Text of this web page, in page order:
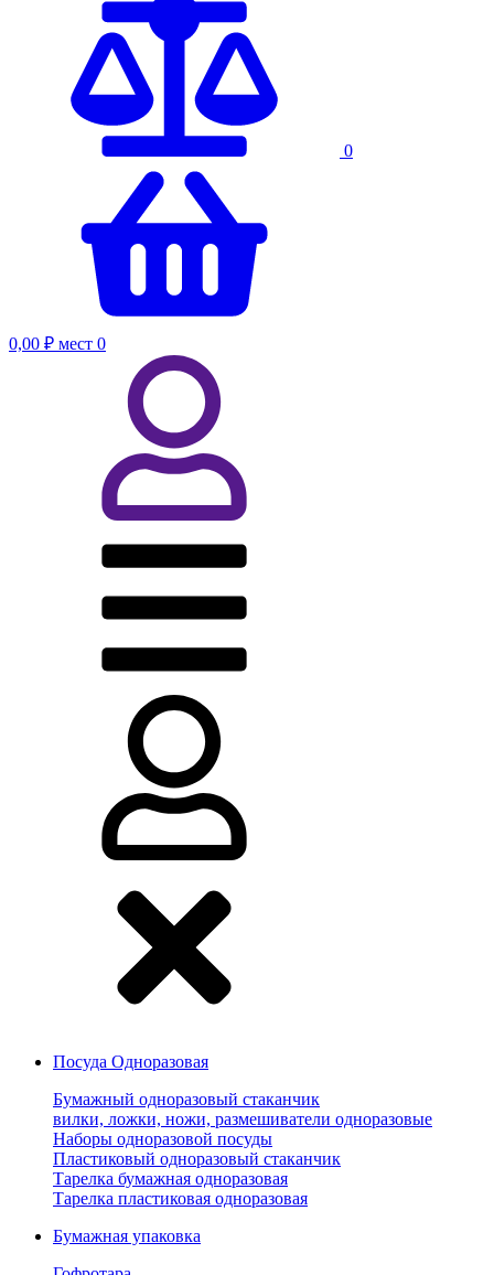
0
0,00 ₽ мест 0
Посуда Одноразовая
Бумажный одноразовый стаканчик
вилки, ложки, ножи, размешиватели одноразовые
Наборы одноразовой посуды
Пластиковый одноразовый стаканчик
Тарелка бумажная одноразовая
Тарелка пластиковая одноразовая
Бумажная упаковка